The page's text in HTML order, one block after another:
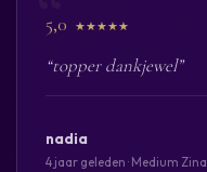
5,0 ★★★★★
“topper dankjewel”
nadia
4 jaar geleden · Medium Zina